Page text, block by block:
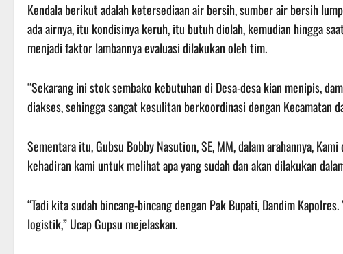
Kendala berikut adalah ketersediaan air bersih, sumber air bersih
ada airnya, itu kondisinya keruh, itu butuh diolah, kemudian hingga
menjadi faktor lambannya evaluasi dilakukan oleh tim.
“Sekarang ini stok sembako kebutuhan di Desa-desa kian menipis,
diakses, sehingga sangat kesulitan berkoordinasi dengan Kecamatan
Sementara itu, Gubsu Bobby Nasution, SE, MM, dalam arahannya,
kehadiran kami untuk melihat apa yang sudah dan akan dilakukan
“Tadi kita sudah bincang-bincang dengan Pak Bupati, Dandim
logistik,” Ucap Gupsu mejelaskan.